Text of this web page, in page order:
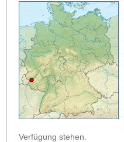
Verfügung stehen.